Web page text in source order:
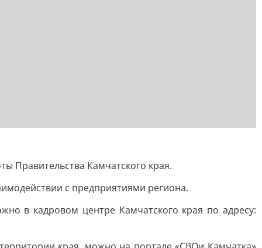
Правительства Камчатского края.
с предприятиями региона.
в кадровом центре Камчатского края по адресу: